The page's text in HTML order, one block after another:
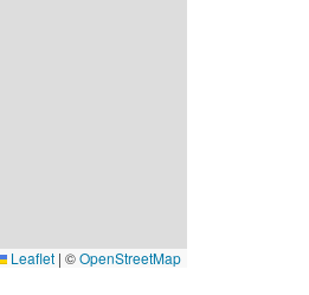
Leaflet | ©OpenStreetMap